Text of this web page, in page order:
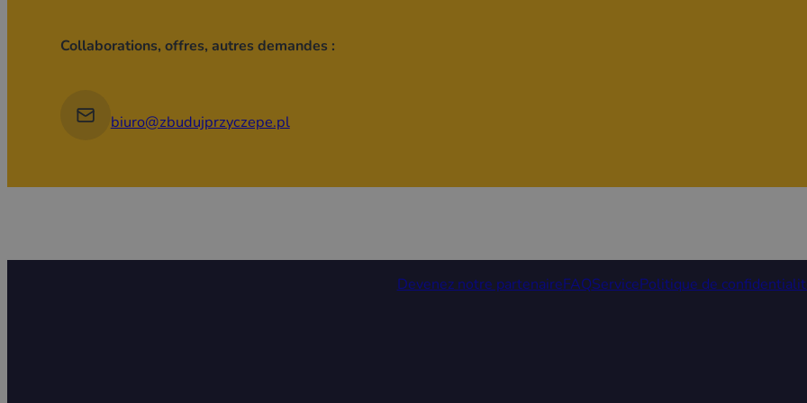
Collaborations, offres, autres demandes :
biuro@zbudujprzyczepe.pl
Devenez notre partenaireFAQServicePolitique de